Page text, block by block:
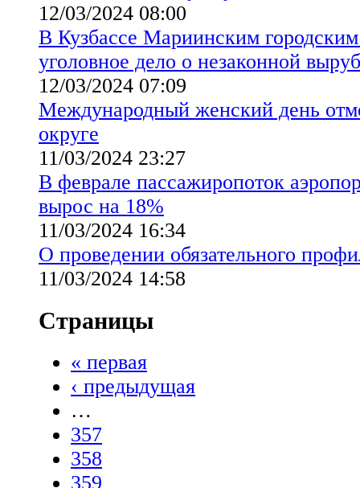
12/03/2024 08:00
В Кузбассе Мариинским
уголовное дело о незаконной
12/03/2024 07:09
Международный женский день
округе
11/03/2024 23:27
В феврале пассажиропоток
вырос на 18%
11/03/2024 16:34
О проведении обязательного
11/03/2024 14:58
Страницы
« первая
‹ предыдущая
…
357
358
359